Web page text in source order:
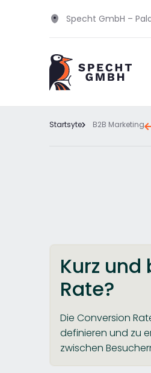
Specht GmbH –
Startsyte B2B Marketing
Kurz
Rate?
Die Conversion
definieren und zu
zwischen